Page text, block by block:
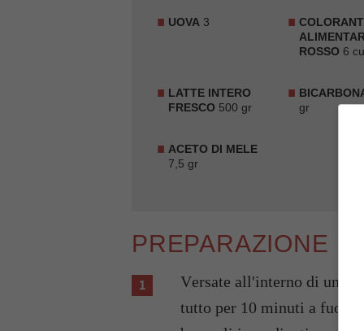
UOVA 3
ROSSO 6
LATTE INTERO
FRESCO 500 gr
gr
ACETO DI MELE
7,5 gr
PREPARAZIONE
Versate all'interno di un
tutto per 10 minuti a fuoco